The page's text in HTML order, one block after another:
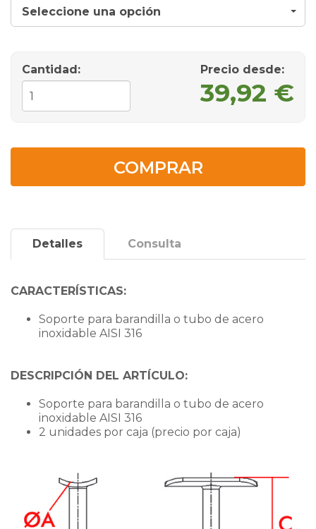
Seleccione una opción
Cantidad: Precio desde:
39,92 €
COMPRAR
Detalles Consulta
CARACTERÍSTICAS:
Soporte para barandilla o tubo de acero
inoxidable AISI 316
DESCRIPCIÓN DEL ARTÍCULO:
Soporte para barandilla o tubo de acero
inoxidable AISI 316
2 unidades por caja (precio por caja)